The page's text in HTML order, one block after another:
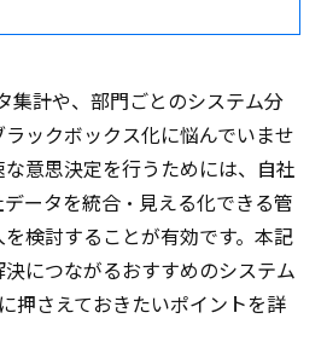
集計や、部門ごとのシステム分
ックボックス化に悩んでいませ
意思決定を行うためには、自社
ータを統合・見える化できる管
検討することが有効です。本記
につながるおすすめのシステム
押さえておきたいポイントを詳